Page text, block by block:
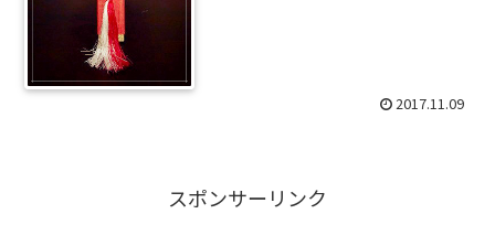
2017.11.09
スポンサーリンク